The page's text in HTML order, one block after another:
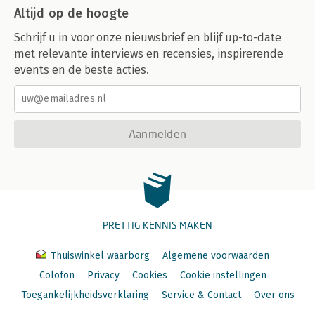
Altijd op de hoogte
Schrijf u in voor onze nieuwsbrief en blijf up-to-date
met relevante interviews en recensies, inspirerende
events en de beste acties.
Aanmelden
PRETTIG KENNIS MAKEN
Thuiswinkel waarborg
Algemene voorwaarden
Colofon
Privacy Cookies
Cookie instellingen
Toegankelijkheidsverklaring
Service & Contact Over ons